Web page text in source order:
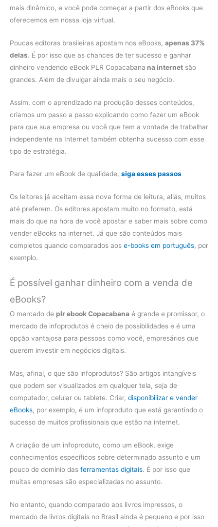
mais dinâmico, e você pode começar a partir dos eBooks que
oferecemos em nossa loja virtual.
Poucas editoras brasileiras apostam nos eBooks, apenas 37%
delas. É por isso que as chances de ter sucesso e ganhar
dinheiro vendendo eBook PLR Copacabana na internet são
grandes. Além de divulgar ainda mais o seu negócio.
Assim, com o aprendizado na produção desses conteúdos,
criamos um passo a passo explicando como fazer um eBook
para que sua empresa ou você que tem a vontade de trabalhar
independente na Internet também obtenha sucesso com esse
tipo de estratégia.
Para fazer um eBook de qualidade, siga esses passos
Os leitores já aceitam essa nova forma de leitura, aliás, muitos
até preferem. Os editores apostam muito no formato, está
mais do que na hora de você apostar e saber mais sobre como
vender eBooks na internet. Já que são conteúdos mais
completos quando comparados aos e-books em português, por
exemplo.
É possível ganhar dinheiro com a venda de
eBooks?
O mercado de plr ebook Copacabana é grande e promissor, o
mercado de infoprodutos é cheio de possibilidades e é uma
opção vantajosa para pessoas como você, empresários que
querem investir em negócios digitais.
Mas, afinal, o que são infoprodutos? São artigos intangíveis
que podem ser visualizados em qualquer tela, seja de
computador, celular ou tablete. Criar, disponibilizar e vender
eBooks, por exemplo, é um infoproduto que está garantindo o
sucesso de muitos profissionais que estão na internet.
A criação de um infoproduto, como um eBook, exige
conhecimentos específicos sobre determinado assunto e um
pouco de domínio das ferramentas digitais. É por isso que
muitas empresas são especializadas no assunto.
No entanto, quando comparado aos livros impressos, o
mercado de livros digitais no Brasil ainda é pequeno e por isso